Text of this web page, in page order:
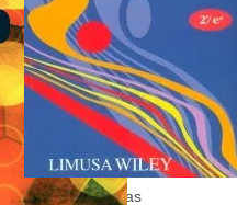
Ciencias Básicas